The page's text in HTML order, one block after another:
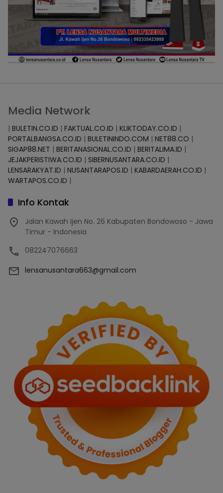
Media Network
| BULETIN.CO.ID | FAKTUAL.CO.ID | KLIKTODAY.CO.ID |
PORTALBANGSA.CO.ID | BULETININDO.COM | NET88.CO |
SIGAP88.NET | BERITANASIONAL.CO.ID | BERITALIMA.ID |
JEJAKPERISTIWA.CO.ID | SIBERNUSANTARA.CO.ID |
LENSARAKYAT.ID | NUSANTARAPOS.ID | KABARDAERAH.CO.ID |
WARTAPOS.CO.ID |
Info Kontak
Jalan Kawah Ijen No. 26 Kabupaten Bondowoso - Jawa
Timur - Indonesia
082247076663
lensanusantara663@gmail.com